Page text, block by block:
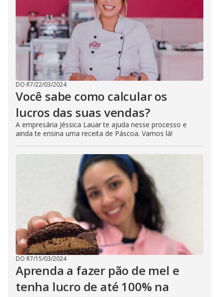
DO R7/22/03/2024
Você sabe como calcular os
lucros das suas vendas?
A empresária Jéssica Lauar te ajuda nesse processo e
ainda te ensina uma receita de Páscoa. Vamos lá!
DO R7/15/03/2024
Aprenda a fazer pão de mel e
tenha lucro de até 100% na